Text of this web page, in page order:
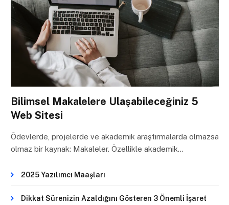
Bilimsel Makalelere Ulaşabileceğiniz 5
Web Sitesi
Ödevlerde, projelerde ve akademik araştırmalarda olmazsa
olmaz bir kaynak: Makaleler. Özellikle akademik…
2025 Yazılımcı Maaşları
Dikkat Sürenizin Azaldığını Gösteren 3 Önemli İşaret